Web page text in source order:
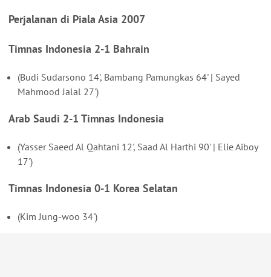
Perjalanan di Piala Asia 2007
Timnas Indonesia 2-1 Bahrain
(Budi Sudarsono 14', Bambang Pamungkas 64' | Sayed
Mahmood Jalal 27')
Arab Saudi 2-1 Timnas Indonesia
(Yasser Saeed Al Qahtani 12', Saad Al Harthi 90' | Elie Aiboy
17')
Timnas Indonesia 0-1 Korea Selatan
(Kim Jung-woo 34')